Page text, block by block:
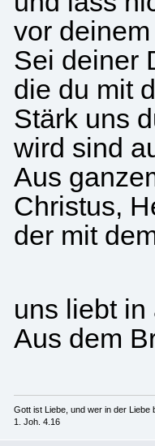
vor
Sei deiner
die du mit
Stärk uns
wird sind
Aus
Christus,
der mit
uns liebt
Aus dem
Gott ist Liebe, und wer in der Liebe
1. Joh. 4.16